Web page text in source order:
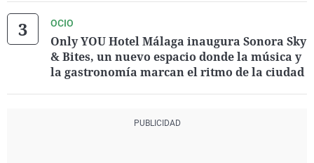
OCIO
Only YOU Hotel Málaga inaugura Sonora Sky
& Bites, un nuevo espacio donde la música y
la gastronomía marcan el ritmo de la ciudad